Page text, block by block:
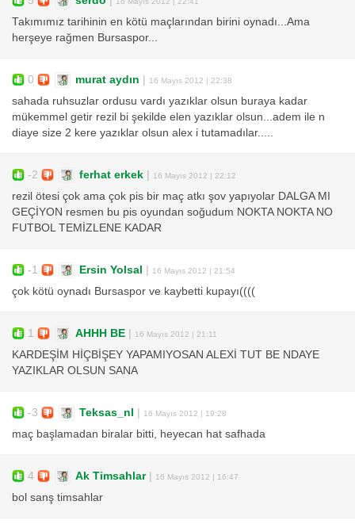
Takımımız tarihinin en kötü maçlarından birini oynadı...Ama
herşeye rağmen Bursaspor...
0 murat aydın | 16 Mayıs 2012 | 22:38
sahada ruhsuzlar ordusu vardı yazıklar olsun buraya kadar
mükemmel getir rezil bi şekilde elen yazıklar olsun...adem ile n
diaye size 2 kere yazıklar olsun alex i tutamadılar.....
-2 ferhat erkek | 16 Mayıs 2012 | 22:12
rezil ötesi çok ama çok pis bir maç atkı şov yapıyolar DALGA MI
GEÇİYON resmen bu pis oyundan soğudum NOKTA NOKTA NO
FUTBOL TEMİZLENE KADAR
-1 Ersin Yolsal | 16 Mayıs 2012 | 21:54
çok kötü oynadı Bursaspor ve kaybetti kupayı((((
1 AHHH BE | 16 Mayıs 2012 | 21:11
KARDEŞİM HİÇBİŞEY YAPAMIYOSAN ALEXİ TUT BE NDAYE
YAZIKLAR OLSUN SANA
-3 Teksas_nl | 16 Mayıs 2012 | 19:28
maç başlamadan biralar bitti, heyecan hat safhada
4 Ak Timsahlar| 16 Mayıs 2012 | 16:47
bol sanş timsahlar